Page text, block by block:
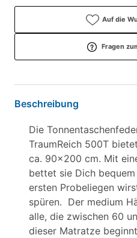
Auf die
Fragen
Beschreibung
Die
TraumReich 500T
ca. 90x200 cm. Mit
bettet sie Dich
ersten Probeliegen
spüren. Der medium
alle, die zwischen 60
dieser Matratze